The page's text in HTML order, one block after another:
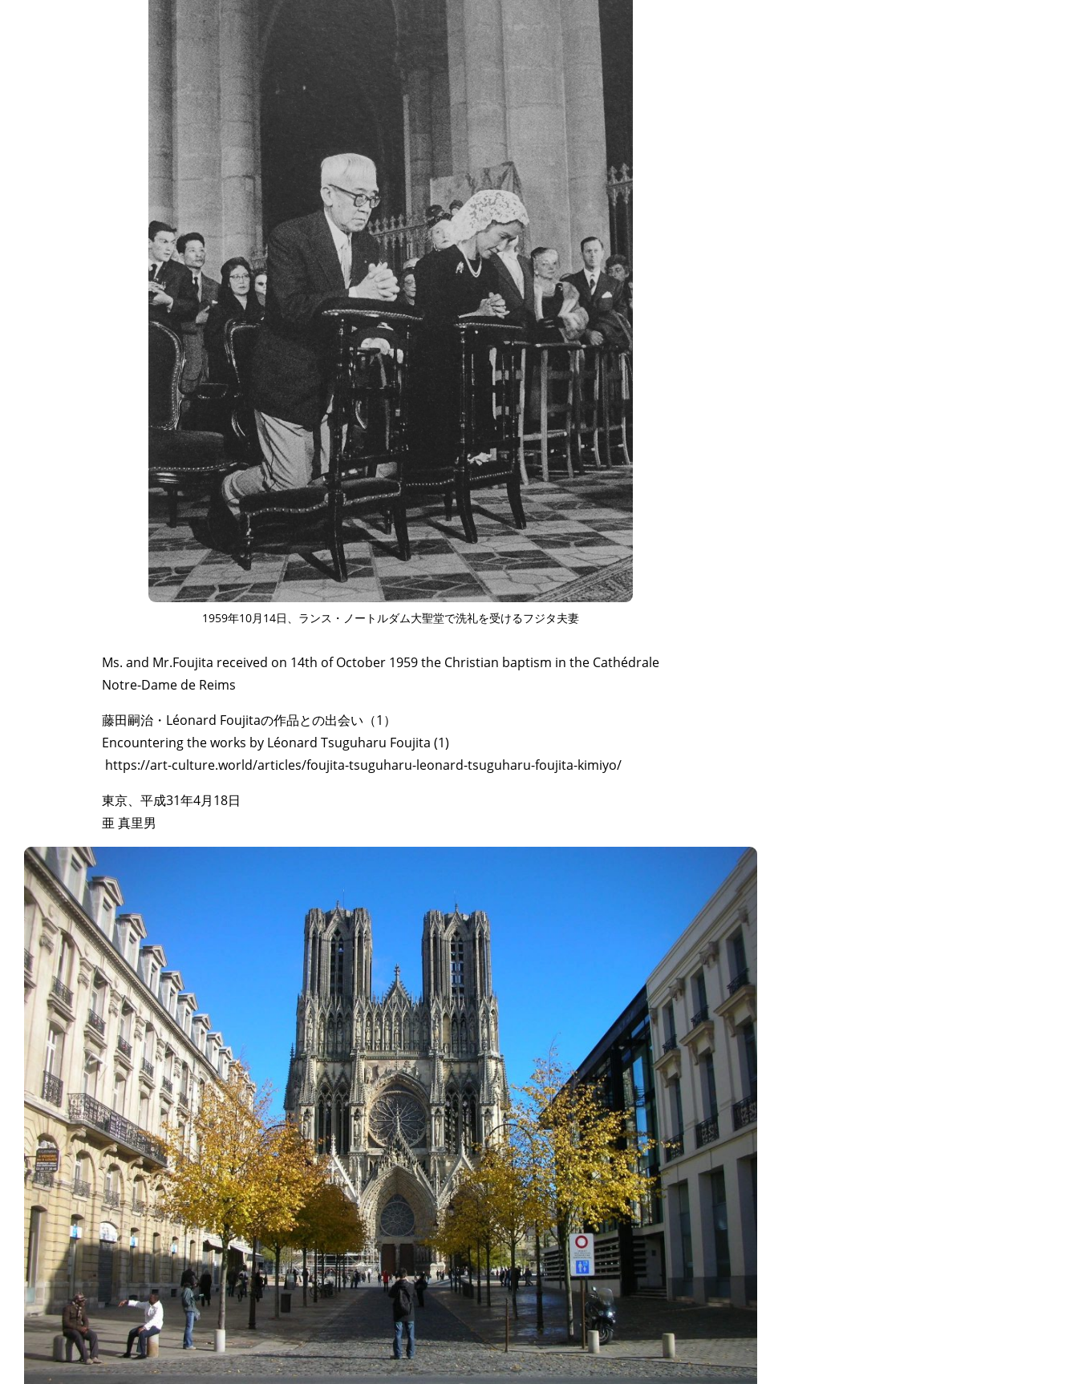
TAGS PEOPLE RANKING
ART WORLD CULTURAL ESSAYS POP CULTURE JP-SOCIETY
1959年10月14日、ランス・ノートルダム大聖堂で洗礼を受けるフジタ夫妻
Ms. and Mr.Foujita received on 14th of October 1959 the Christian baptism in the Cathédrale
Notre-Dame de Reims
藤田嗣治・Léonard Foujitaの作品との出会い（1）
Encountering the works by Léonard Tsuguharu Foujita (1)
https://art-culture.world/articles/foujita-tsuguharu-leonard-tsuguharu-foujita-kimiyo/
東京、平成31年4月18日
亜 真里男